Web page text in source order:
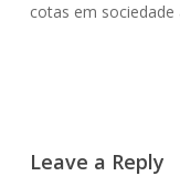
cotas em
Leave a Reply